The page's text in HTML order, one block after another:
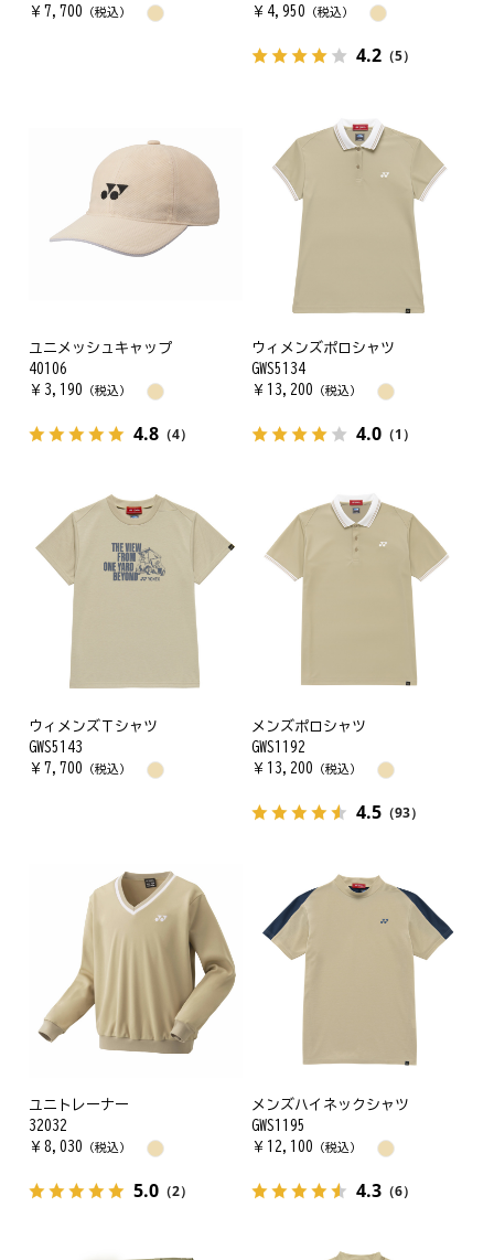
￥ 7,700 （税込） ￥ 4,950 （税込）
4.2（5）
ユニメッシュキャップ
40106
￥ 3,190 （税込）
4.8 （4）
ウィメンズポロシャツ
GWS5134
￥ 13,200 （税込）
4.0（1）
ウィメンズＴシャツ
GWS5143
￥ 7,700 （税込）
メンズポロシャツ
GWS1192
￥ 13,200 （税込）
4.5（93）
ユニトレーナー
32032
￥ 8,030 （税込）
5.0 （2）
メンズハイネックシャツ
GWS1195
￥ 12,100 （税込）
4.3（6）